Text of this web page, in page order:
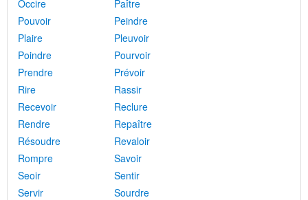
Occire
Paître
Pouvoir
Peindre
Plaire
Pleuvoir
Poindre
Pourvoir
Prendre
Prévoir
Rire
Rassir
Recevoir
Reclure
Rendre
Repaître
Résoudre
Revaloir
Rompre
Savoir
Seoir
Sentir
Servir
Sourdre